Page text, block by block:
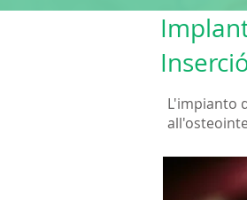
L'impianto